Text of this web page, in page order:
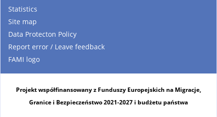
Statistics
Site map
Data Protecton Policy
Report error / Leave feedback
FAMI logo
Projekt współfinansowany z Funduszy Europejskich na Migracje,
Granice i Bezpieczeństwo 2021-2027 i budżetu państwa